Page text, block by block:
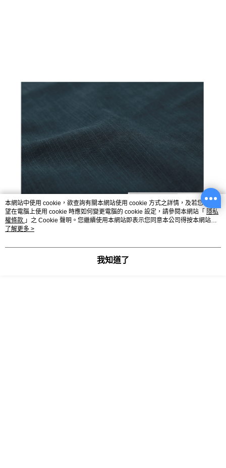
本網站中使用 cookie，欲查詢有關本網站使用 cookie 方式之詳情，及若您不希
望在電腦上使用 cookie 時應如何變更電腦的 cookie 設定，請參閱本網站「 隱私
權條款 」之 Cookie 聲明。您繼續使用本網站即表示您同意本公司得按本網站使
用條款之 Cookie 聲明使用 cookie。
了解更多 >
我知道了